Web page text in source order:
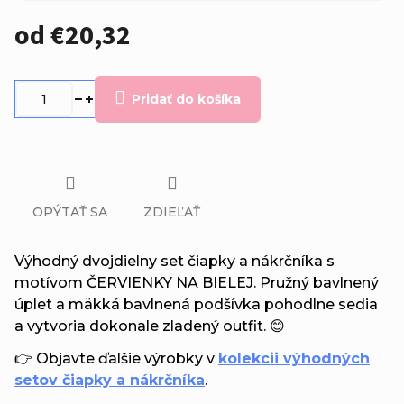
od€20,32
Pridať do košíka
Výhodný dvojdielny set čiapky a nákrčníka s
motívom ČERVIENKY NA BIELEJ. Pružný bavlnený
úplet a mäkká bavlnená podšívka pohodlne sedia
a vytvoria dokonale zladený outfit. 😊
👉 Objavte ďalšie výrobky v kolekcii výhodných
setov čiapky a nákrčníka.
OPÝTAŤ SA ZDIEĽAŤ